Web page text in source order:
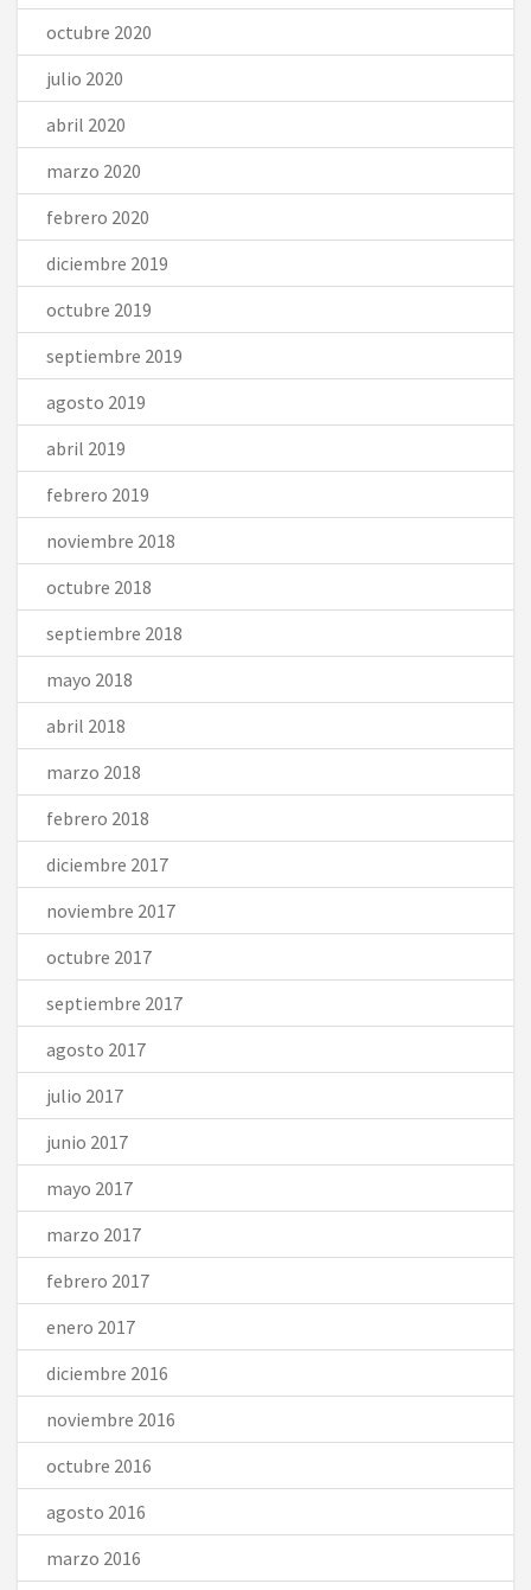
octubre 2020
julio 2020
abril 2020
marzo 2020
febrero 2020
diciembre 2019
octubre 2019
septiembre 2019
agosto 2019
abril 2019
febrero 2019
noviembre 2018
octubre 2018
septiembre 2018
mayo 2018
abril 2018
marzo 2018
febrero 2018
diciembre 2017
noviembre 2017
octubre 2017
septiembre 2017
agosto 2017
julio 2017
junio 2017
mayo 2017
marzo 2017
febrero 2017
enero 2017
diciembre 2016
noviembre 2016
octubre 2016
agosto 2016
marzo 2016